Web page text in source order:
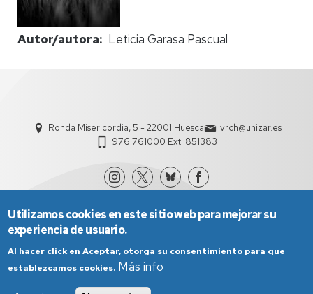
Autor/autora Leticia Garasa Pascual
Ronda Misericordia, 5 - 22001 Huesca
vrch@unizar.es
976 761000 Ext: 851383
Utilizamos cookies en este sitio web para mejorar su
experiencia de usuario.
Al hacer click en Aceptar, otorga su consentimiento para que
establezcamos cookies. Más info